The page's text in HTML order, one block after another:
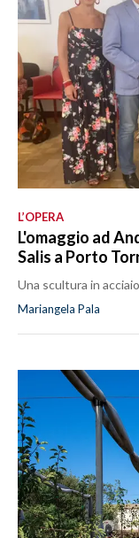
L’OPERA
L'omaggio ad
Salis a Porto
Una scultura in
Mariangela Pala